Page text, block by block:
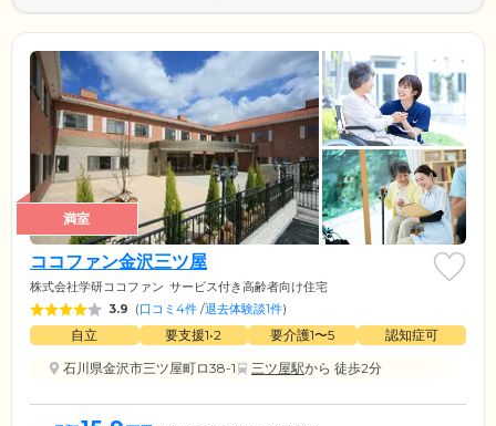
満室
ココファン金沢三ツ屋
株式会社学研ココファン サービス付き高齢者向け住宅
3.9 (口コミ4件 /退去体験談1件)
自立 要支援1•2 要介護1〜5
認知症可
石川県金沢市三ツ屋町ロ38-1
三ツ屋駅から 徒歩2分